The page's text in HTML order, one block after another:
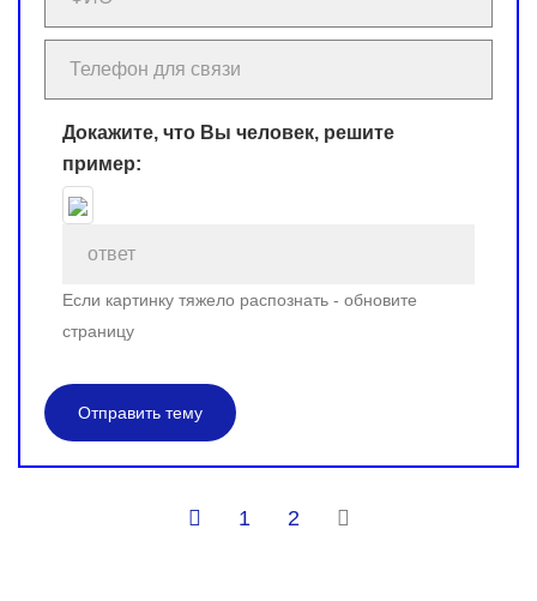
Докажите, что Вы человек, решите
пример:
Если картинку тяжело распознать - обновите
страницу
Отправить тему
1 2